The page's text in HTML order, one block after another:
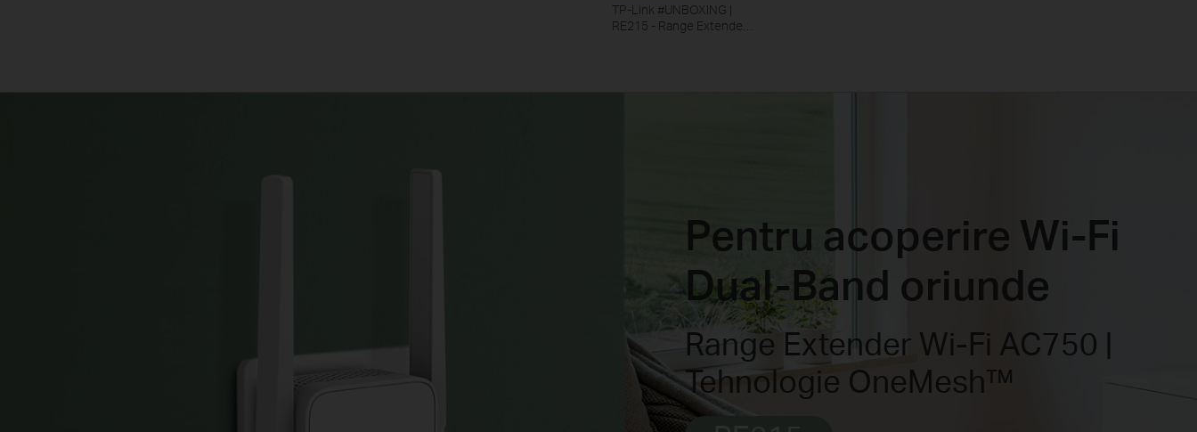
TP-Link #UNBOXING​​ |
RE215 - Range Extender
Pentru acoperire Wi-Fi
Dual-Band oriunde
Range Extender Wi-Fi AC750 |
Tehnologie OneMesh™